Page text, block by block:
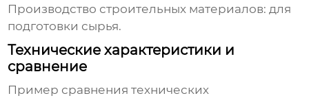
Производство строительных материалов: для
подготовки сырья.
Технические характеристики и
сравнение
Пример сравнения технических